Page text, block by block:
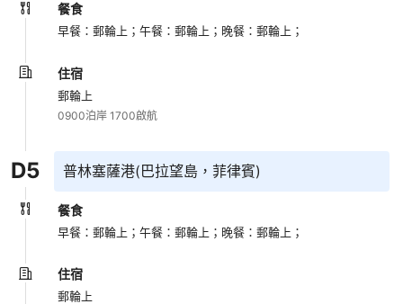
餐食
早餐：郵輪上；午餐：郵輪上； 晚餐：郵輪上；
住宿
郵輪上
0900泊岸 1700啟航
D5 普林塞薩港(巴拉望島，菲律賓)
餐食
早餐：郵輪上；午餐：郵輪上； 晚餐：郵輪上；
住宿
郵輪上